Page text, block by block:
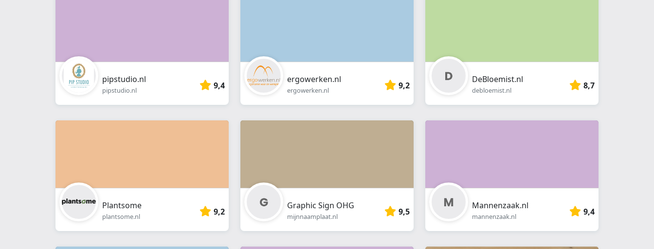
pipstudio.nl
pipstudio.nl 9,4
ergowerken.nl
ergowerken.nl 9,2
DeBloemist.nl
debloemist.nl 8,7
Plantsome
plantsome.nl 9,2
Graphic Sign OHG
mijnnaamplaat.nl 9,5
Mannenzaak.nl
mannenzaak.nl 9,4